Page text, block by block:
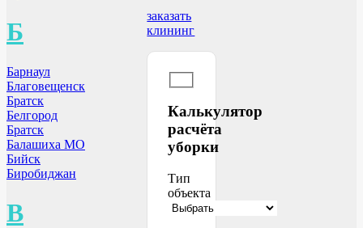
Б
Барнаул
Благовещенск
Братск
Белгород
Братск
Балашиха МО
Бийск
Биробиджан
В
заказать
клининг
Калькулятор
расчёта
уборки
Тип
объекта